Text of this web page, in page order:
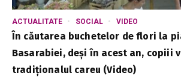
ACTUALITATE SOCIAL VIDEO
În căutarea buchetelor de flori la
Basarabiei, deși în acest an, copiii
tradiționalul careu (Video)